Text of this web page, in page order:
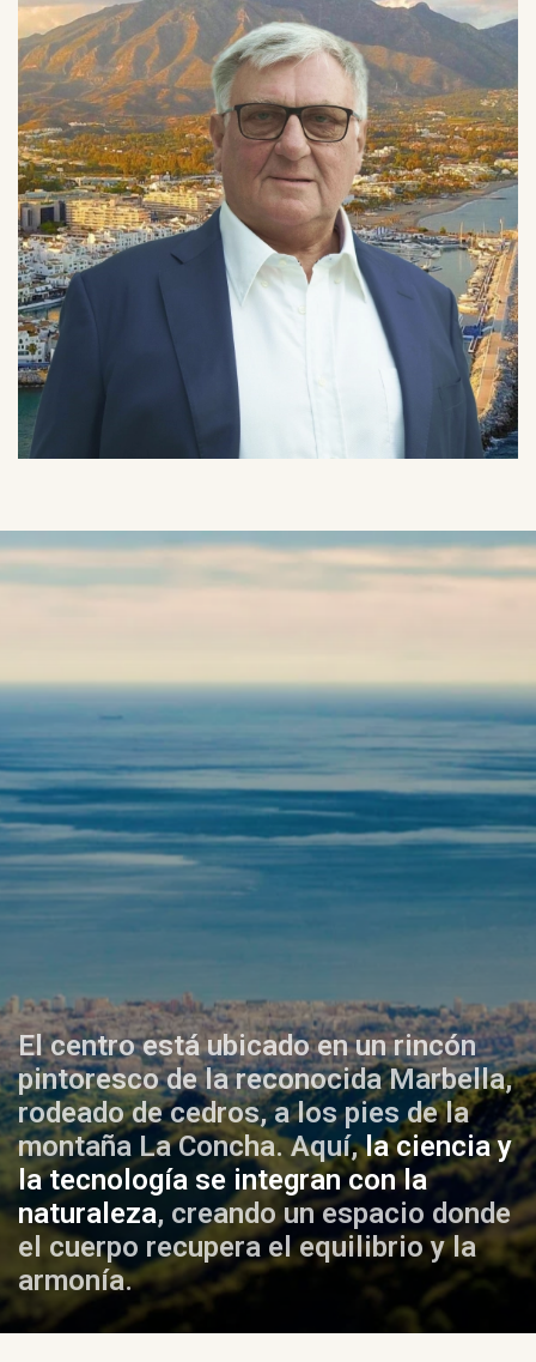
El centro está ubicado en un rincón
pintoresco de la reconocida Marbella,
rodeado de cedros, a los pies de la
montaña La Concha. Aquí,la ciencia y
la tecnología se integran con la
naturaleza, creando un espacio donde
el cuerpo recupera el equilibrio y la
armonía.